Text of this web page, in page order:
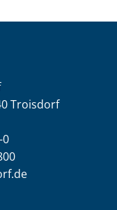
Troisdorf
0